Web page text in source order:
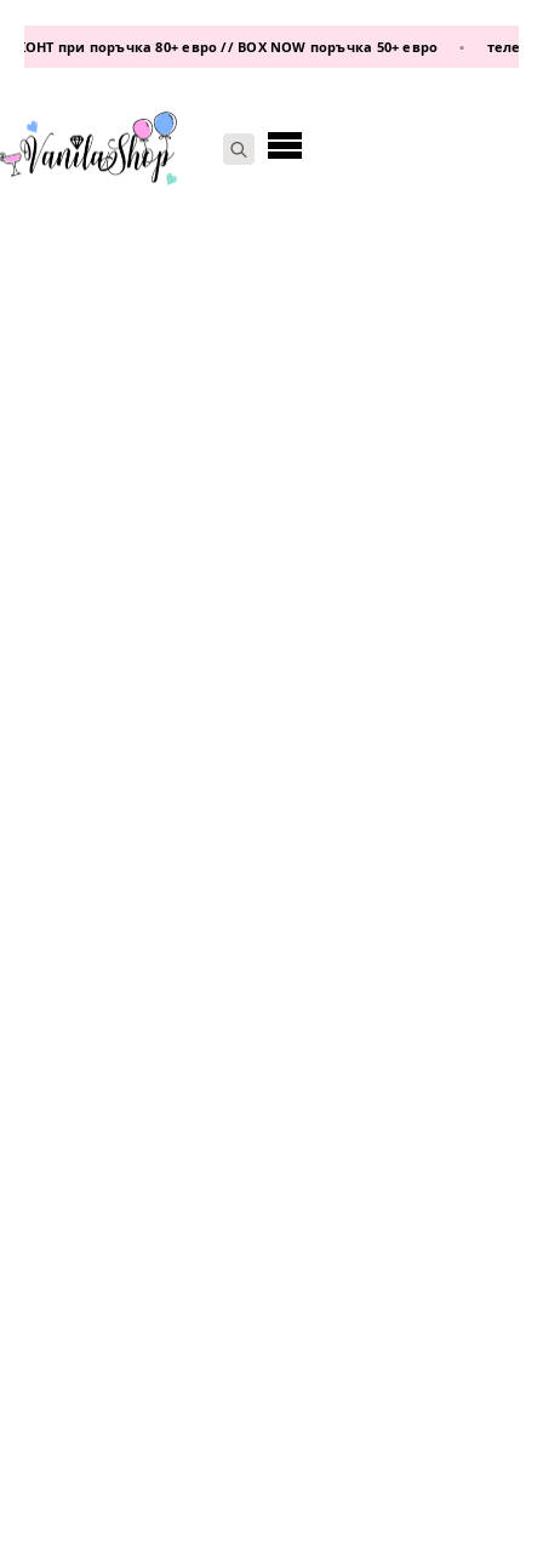
при поръчка 80+ евро // BOX NOW поръчка 50+ евро • телефон: